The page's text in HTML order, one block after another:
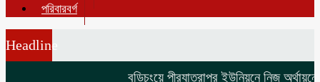
পরিবারবর্গ
Headline
বুড়িচংয়ে পীরযাত্রাপুর ইউনিয়নে নিজ